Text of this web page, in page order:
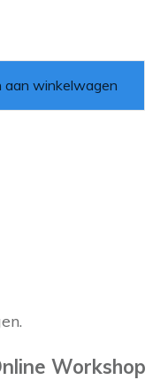
aan winkelwagen
Workshop